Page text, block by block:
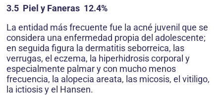
3.5 Piel y Faneras 12.4%
La entidad más frecuente fue la acné juvenil que se
considera una enfermedad propia del adolescente;
en seguida figura la dermatitis seborreica, las
verrugas, el eczema, la hiperhidrosis corporal y
especialmente palmar y con mucho menos
frecuencia, la alopecia areata, las micosis, el vitiligo,
la ictiosis y el Hansen.